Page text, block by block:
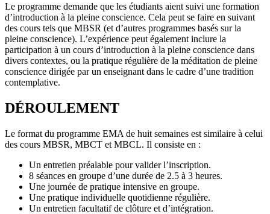
Le programme demande que les étudiants aient suivi une formation
d’introduction à la pleine conscience. Cela peut se faire en suivant
des cours tels que MBSR (et d’autres programmes basés sur la
pleine conscience). L’expérience peut également inclure la
participation à un cours d’introduction à la pleine conscience dans
divers contextes, ou la pratique régulière de la méditation de pleine
conscience dirigée par un enseignant dans le cadre d’une tradition
contemplative.
DÉROULEMENT
Le format du programme EMA de huit semaines est similaire à celui
des cours MBSR, MBCT et MBCL. Il consiste en :
Un entretien préalable pour valider l’inscription.
8 séances en groupe d’une durée de 2.5 à 3 heures.
Une journée de pratique intensive en groupe.
Une pratique individuelle quotidienne régulière.
Un entretien facultatif de clôture et d’intégration.